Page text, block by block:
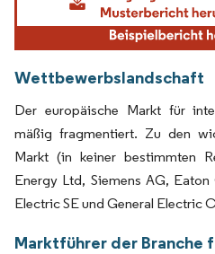
Wettbewerbslandschaft
Der europäische Markt für
mäßig fragmentiert. Zu den
Markt (in keiner bestimmten
Energy Ltd, Siemens AG,
Electric SE und General Electric
Marktführer der Branche